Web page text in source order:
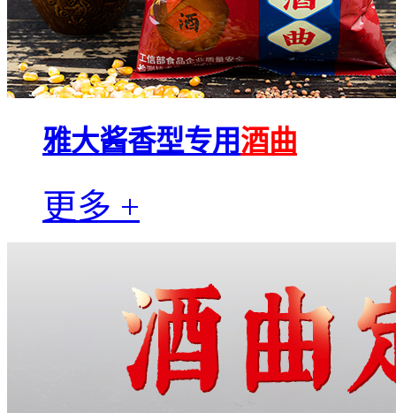
雅大酱香型专用酒曲
更多 +